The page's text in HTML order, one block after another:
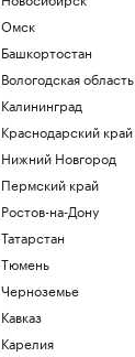
Омск
Башкортостан
Вологодская область
Калининград
Краснодарский край
Нижний Новгород
Пермский край
Ростов-на-Дону
Татарстан
Тюмень
Черноземье
Кавказ
Карелия